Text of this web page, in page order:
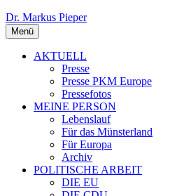
Dr. Markus Pieper
Menü
AKTUELL
Presse
Presse PKM Europe
Pressefotos
MEINE PERSON
Lebenslauf
Für das Münsterland
Für Europa
Archiv
POLITISCHE ARBEIT
DIE EU